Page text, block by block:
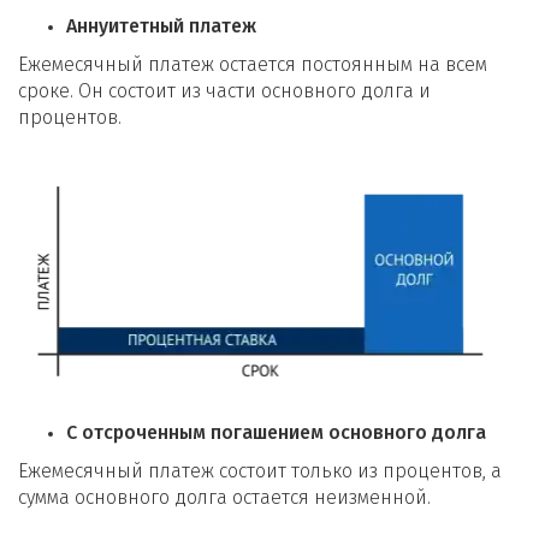
Аннуитетный платеж
Ежемесячный платеж остается постоянным на всем
сроке. Он состоит из части основного долга и
процентов.
С отсроченным погашением основного долга
Ежемесячный платеж состоит только из процентов, а
сумма основного долга остается неизменной.